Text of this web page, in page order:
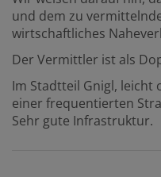
und dem zu
wirtschaftliches
Der Vermittler ist als
Im Stadtteil Gnigl,
einer frequentierten
Sehr gute Infrastruktur.